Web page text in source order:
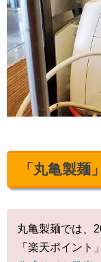
「丸亀製麺
丸亀製麺では、
「楽天ポイント